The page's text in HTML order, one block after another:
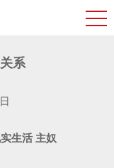
系
生活 主奴